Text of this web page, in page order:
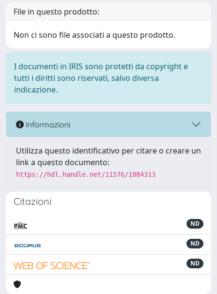
File in questo prodotto:
Non ci sono file associati a questo prodotto.
I documenti in IRIS sono protetti da copyright e
tutti i diritti sono riservati, salvo diversa
indicazione.
Informazioni
Utilizza questo identificativo per citare o creare un
link a questo documento:
https://hdl.handle.net/11576/1884313
Citazioni
ND
ND
ND